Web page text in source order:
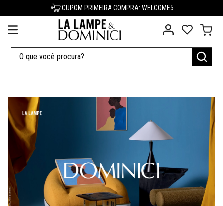
CUPOM PRIMEIRA COMPRA: WELCOME5
O que você procura?